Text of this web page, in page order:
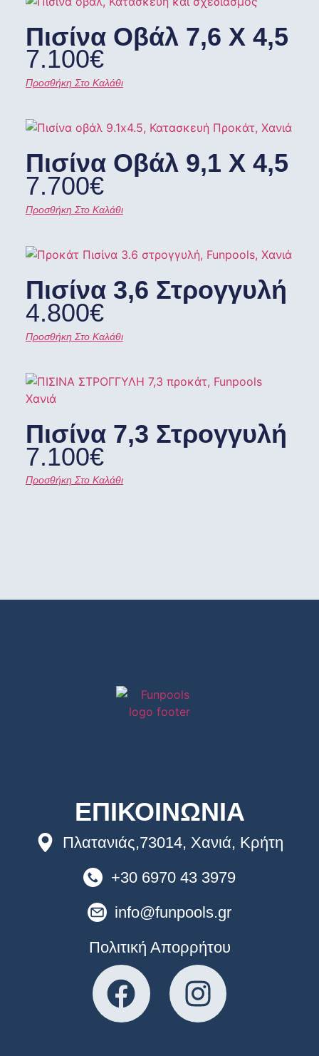
Πισίνα Οβάλ 7,6 X 4,5
7.100€
Προσθήκη Στο Καλάθι
Πισίνα Οβάλ 9,1 X 4,5
7.700€
Προσθήκη Στο Καλάθι
Πισίνα 3,6 Στρογγυλή
4.800€
Προσθήκη Στο Καλάθι
Πισίνα 7,3 Στρογγυλή
7.100€
Προσθήκη Στο Καλάθι
ΕΠΙΚΟΙΝΩΝΙΑ
Πλατανιάς,73014, Χανιά, Κρήτη
+30 6970 43 3979
info@funpools.gr
Πολιτική Απορρήτου